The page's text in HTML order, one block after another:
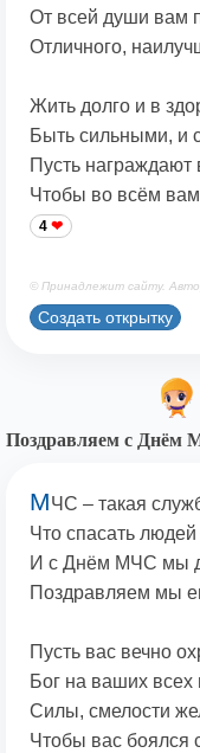
От всей души вам
Отличного,
Жить долго и в
Быть сильными, и
Пусть награждают
Чтобы во всём
4
© Принадлежит сайту.
Создать открытку
Поздравляем с Днём
МЧС – такая
Что спасать людей
И с Днём МЧС мы
Поздравляем мы
Пусть вас вечно
Бог на ваших всех
Силы, смелости
Чтобы вас боялся